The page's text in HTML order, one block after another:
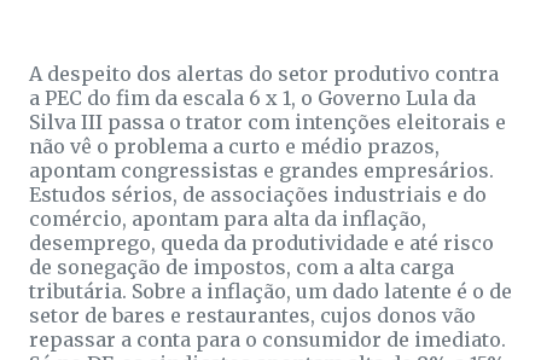
A despeito dos alertas do setor produtivo contra
a PEC do fim da escala 6 x 1, o Governo Lula da
Silva III passa o trator com intenções eleitorais e
não vê o problema a curto e médio prazos,
apontam congressistas e grandes empresários.
Estudos sérios, de associações industriais e do
comércio, apontam para alta da inflação,
desemprego, queda da produtividade e até risco
de sonegação de impostos, com a alta carga
tributária. Sobre a inflação, um dado latente é o de
setor de bares e restaurantes, cujos donos vão
repassar a conta para o consumidor de imediato.